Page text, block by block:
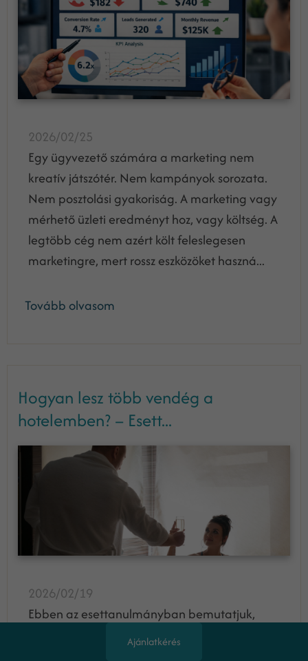
2026/02/25
Egy ügyvezető számára a marketing nem
kreatív játszótér. Nem kampányok sorozata.
Nem posztolási gyakoriság. A marketing vagy
mérhető üzleti eredményt hoz, vagy költség. A
legtöbb cég nem azért költ feleslegesen
marketingre, mert rossz eszközöket haszná...
Tovább olvasom
Hogyan lesz több vendég a
hotelemben? – Esett...
2026/02/19
Ebben az esettanulmányban bemutatjuk,
hogyan növeltük egy 51 szobás hotel
Ajánlatkérés